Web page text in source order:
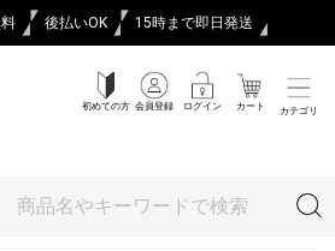
後払いOK 15時まで即日発送
初めての方 会員登録 ログイン カート カテゴリ